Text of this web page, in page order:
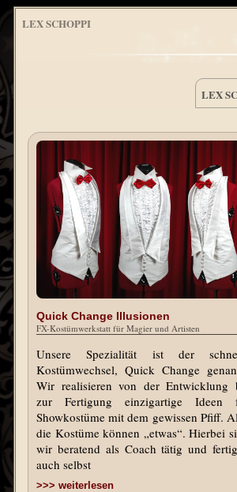
LEX SCHOPPI
LEX
Quick Change Illusionen
FX-Kostümwerkstatt für Magier und Artisten
Unsere Spezialität ist der
Kostümwechsel, Quick Change
Wir realisieren von der Entwicklung
zur Fertigung einzigartige Ideen
Showkostüme mit dem gewissen Pfiff.
die Kostüme können „etwas“. Hierbei
wir beratend als Coach tätig und
auch selbst
>>> weiterlesen